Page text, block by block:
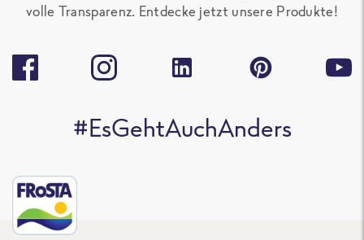
volle Transparenz. Entdecke jetzt unsere Produkte!
#EsGehtAuchAnders